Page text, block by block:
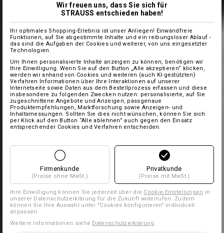
Wir freuen uns, dass Sie sich für
STRAUSS entschieden haben!
Ihr optimales Shopping-Erlebnis ist unser Anliegen! Einwandfreie
Funktionen, auf Sie abgestimmte Inhalte und ein reibungsloser Ablauf -
das sind die Aufgaben der Cookies und weiterer, von uns eingesetzter
Technologien.
Um Ihnen personalisierte Inhalte anzeigen zu können, benötigen wir
Ihre Einwilligung. Wenn Sie auf den Button „Alle akzeptieren“ klicken,
werden wir anhand von Cookies und weiteren (auch KI-gestützten)
Verfahren Informationen über Ihre Interaktionen auf unserer
Internetseite sowie Daten aus dem Bestellprozess erfassen und diese
insbesondere zu folgenden Zwecken nutzen: personalisierte, auf Sie
zugeschnittene Angebote und Anzeigen, passgenaue
Produktempfehlungen, Marktforschung sowie Anzeigen- und
Inhaltsmessungen. Sollten Sie dies nicht wünschen, können Sie sich
per Klick auf den Button “Alle ablehnen” auch gegen den Einsatz
entsprechender Cookies und Verfahren entscheiden.
Firmenkunde
(Preise ohne MwSt.)
Privatkunde
(Preise mit MwSt.)
Ihre Einwilligung können Sie jederzeit über die Cookie-Einstellungen in
unserer Datenschutzerklärung für die Zukunft widerrufen. Zudem
können Sie Ihre Auswahl unter "Cookies konfigurieren" individuell
anpassen
Weitere Informationen siehe Datenschutzerklärung